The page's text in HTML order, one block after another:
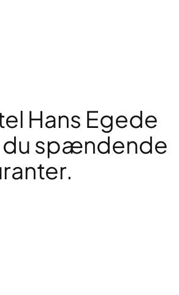
Hans Egede
spændende